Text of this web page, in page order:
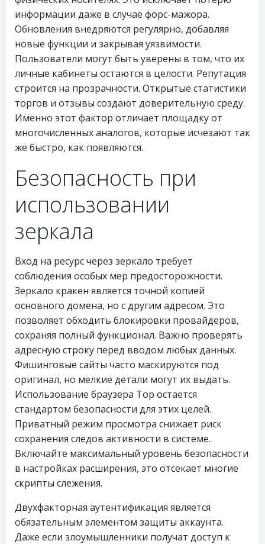
информации даже в случае форс-мажора.
Обновления внедряются регулярно, добавляя
новые функции и закрывая уязвимости.
Пользователи могут быть уверены в том, что их
личные кабинеты остаются в целости. Репутация
строится на прозрачности. Открытые статистики
торгов и отзывы создают доверительную среду.
Именно этот фактор отличает площадку от
многочисленных аналогов, которые исчезают так
же быстро, как появляются.
Безопасность при
использовании
зеркала
Вход на ресурс через зеркало требует
соблюдения особых мер предосторожности.
Зеркало кракен является точной копией
основного домена, но с другим адресом. Это
позволяет обходить блокировки провайдеров,
сохраняя полный функционал. Важно проверять
адресную строку перед вводом любых данных.
Фишинговые сайты часто маскируются под
оригинал, но мелкие детали могут их выдать.
Использование браузера Тор остается
стандартом безопасности для этих целей.
Приватный режим просмотра снижает риск
сохранения следов активности в системе.
Включайте максимальный уровень безопасности
в настройках расширения, это отсекает многие
скрипты слежения.
Двухфакторная аутентификация является
обязательным элементом защиты аккаунта.
Даже если злоумышленники получат доступ к